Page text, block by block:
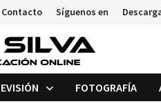
Contacto Síguenos en
FOTOGRAFÍA